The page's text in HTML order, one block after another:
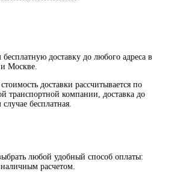
бесплатную доставку до любого адреса в
Москве.
доставки рассчитывается по
транспортной компании, доставка до
бесплатная
любой удобный способ оплаты:
расчетом.